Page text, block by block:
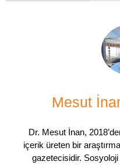
Mesut
Dr. Mesut İnan,
içerik üreten bir
gazetecisidir. Sosyoloji